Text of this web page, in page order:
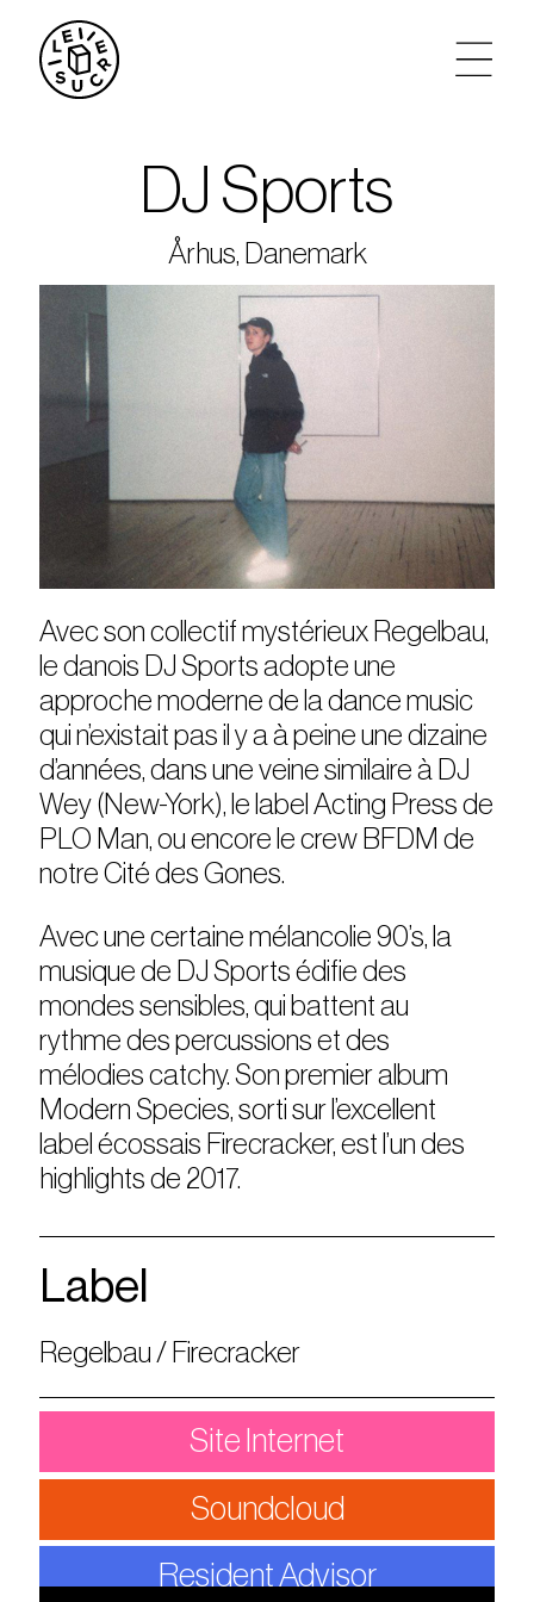
agenda
tickets
le sucre max
partenariats
privatisations
DJ Sports
Århus, Danemark
Avec son collectif mystérieux Regelbau,
le danois DJ Sports adopte une
approche moderne de la dance music
qui n’existait pas il y a à peine une dizaine
d’années, dans une veine similaire à DJ
Wey (New-York), le label Acting Press de
PLO Man, ou encore le crew BFDM de
notre Cité des Gones.
Avec une certaine mélancolie 90’s, la
musique de DJ Sports édifie des
mondes sensibles, qui battent au
rythme des percussions et des
mélodies catchy. Son premier album
Modern Species, sorti sur l’excellent
label écossais Firecracker, est l’un des
highlights de 2017.
Label
Regelbau / Firecracker
Site Internet
Soundcloud
Resident Advisor